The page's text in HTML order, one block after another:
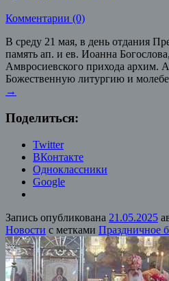
Комментарии (0)
В среду 21 мая, в день отдания
память ап. и ев. Иоанна
Амвросиевского прихода архим.
Божественную литургию и
→
Поделиться:
Twitter
ВКонтакте
Одноклассники
Google
Запись опубликована 21.05.2025
Новости с метками Праздничное